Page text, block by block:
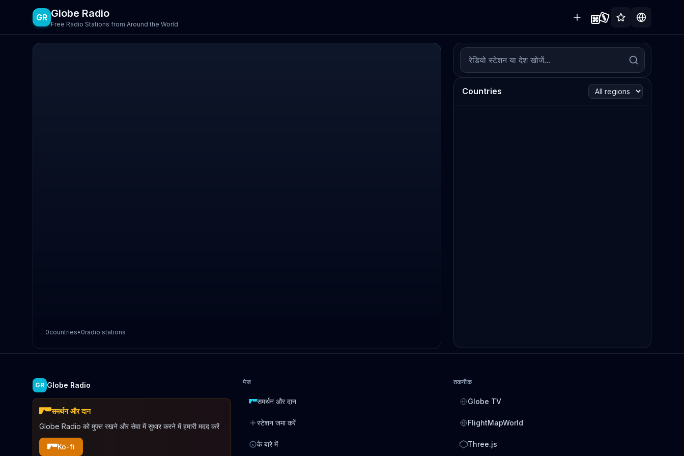
GR Globe Radio
Free Radio Stations from Around the World
0countries• 0radio stations
Countries
GR Globe Radio
समर्थन और दान
Globe Radio को मुफ्त रखने और सेवा में सुधार करने में हमारी मदद करें
Ko-fi
पेज
समर्थन और दान
स्टेशन जमा करें
के बारे में
तकनीक
Globe TV
FlightMapWorld
Three.js